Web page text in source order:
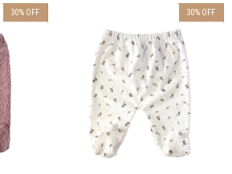
30% OFF 30% OFF